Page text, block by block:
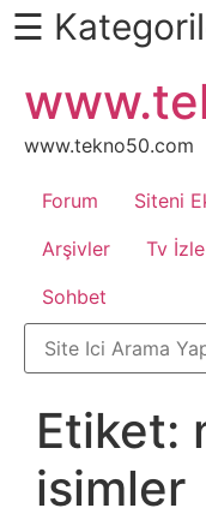
Daha
Fazlası
İçin
Kaydır
Android
Apk
Arabalar
İşlemleri
☰
atla
www.tekno50.com
Forum Siteni
Arşivler
Tv İzle
Sohbet
Etiket:
isimler